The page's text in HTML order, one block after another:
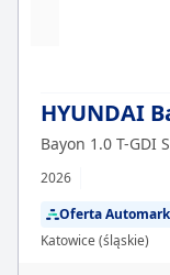
HYUNDAI
Bayon 1.0 T-GDI
2026
Oferta
Katowice (śląskie)